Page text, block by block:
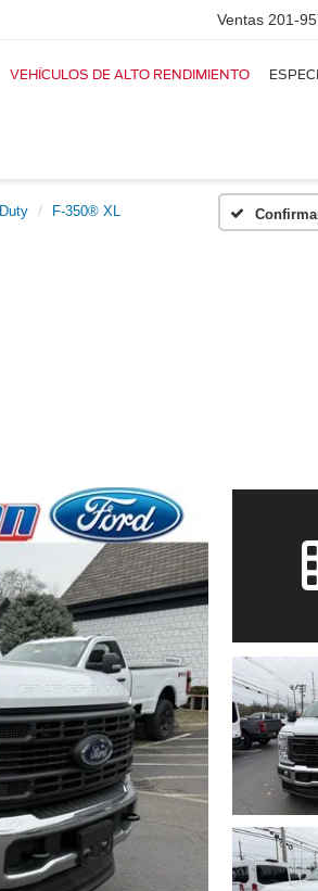
Ventas 201-
VEHÍCULOS DE ALTO RENDIMIENTO
F-350® XL